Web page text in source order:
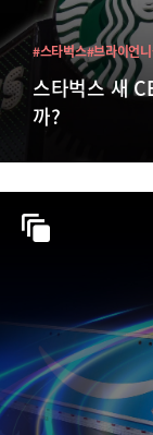
스타벅스 새
까?
#스타벅스#브라이언